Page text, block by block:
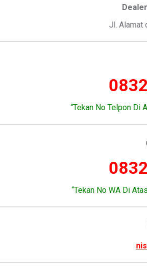
Dealer
Jl. Alamat
“Tekan No Telpon Di
“Tekan No WA Di